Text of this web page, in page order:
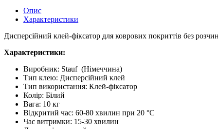
Опис
Характеристики
Дисперсійний клей-фіксатор для коврових покриттів без
Характеристики:
Виробник: Stauf (Німеччина)
Тип клею: Дисперсійний клей
Тип використання: Клей-фіксатор
Колір: Білий
Вага: 10 кг
Відкритий час: 60-80 хвилин при 20 °C
Час витримки: 15-30 хвилин